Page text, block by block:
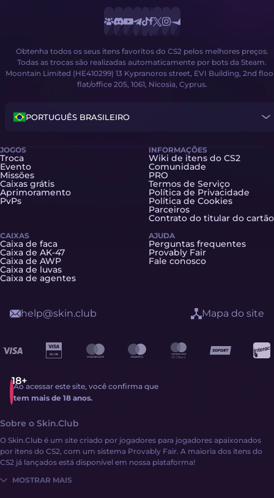
Obtenha todos os seus itens favoritos do CS2 pelos melhores preços.
Todas as trocas são realizadas automaticamente por bots da Steam.
Moontain Limited (HE410299) 13 Kypranoros street, EVI Building, 2nd
flat/office 205, 1061, Nicosia, Cyprus.
PORTUGUÊS BRASILEIRO
JOGOS
Troca
Evento
Missões
Caixas grátis
Aprimoramento
PvPs
CAIXAS
Caixa de faca
Caixa de AK-47
Caixa de AWP
Caixa de luvas
Caixa de agentes
INFORMAÇÕES
Wiki de itens do CS2
Comunidade
PRO
Termos de Serviço
Política de Privacidade
Política de Cookies
Parceiros
Contrato do titular do cartão
AJUDA
Perguntas frequentes
Provably Fair
Fale conosco
Ao acessar este site, você confirma que
tem mais de 18 anos.
help@skin.club Mapa do site
Sobre o Skin.Club
O Skin.Club é um site criado por jogadores para jogadores apaixonados
por itens do CS2, com um sistema Provably Fair. A maioria dos itens do
CS2 já lançados está disponível em nossa plataforma!
Obter itens do CS2 nunca foi tão fácil:
MOSTRAR MAIS